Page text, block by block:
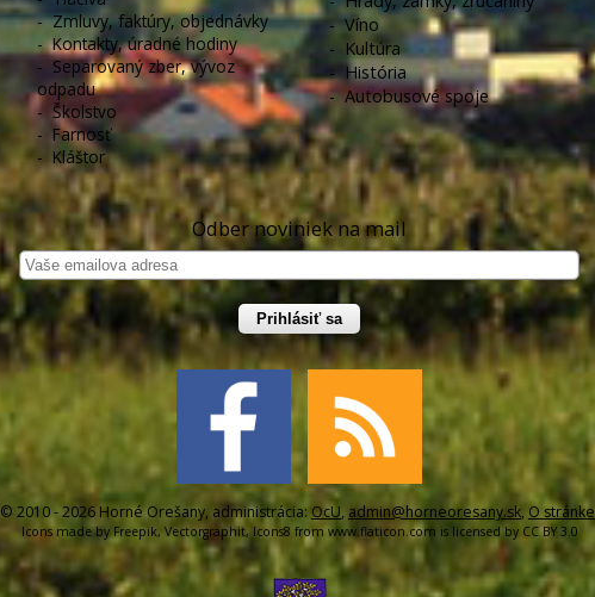
-Zmluvy, faktúry, objednávky
-Kontakty, úradné hodiny
-Separovaný zber, vývoz
odpadu
- Školstvo
-Farnosť
- Kláštor
-Víno
- Kultúra
- História
-Autobusové spoje
Odber noviniek na mail
Prihlásiť sa
© 2010 - 2026 Horné Orešany, administrácia: OcU, admin@horneoresany.sk, O stránke
Icons made by Freepik, Vectorgraphit, Icons8 from www.flaticon.com is licensed by CC BY 3.0